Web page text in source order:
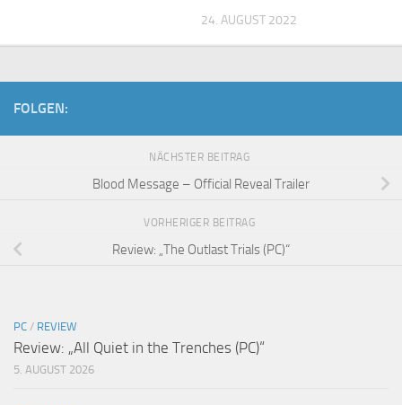
24. AUGUST 2022
FOLGEN:
NÄCHSTER BEITRAG
Blood Message – Official Reveal Trailer
VORHERIGER BEITRAG
Review: „The Outlast Trials (PC)“
PC / REVIEW
Review: „All Quiet in the Trenches (PC)“
5. AUGUST 2026